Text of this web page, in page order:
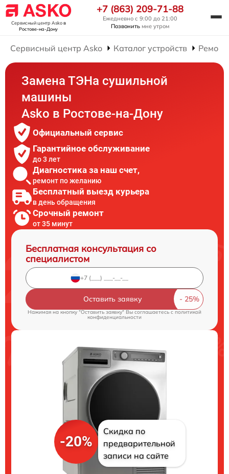
Сервисный центр Askoв
Ростове-на-Дону
+7 (863) 209-71-88
Ежедневно с 9:00 до 21:00
Позвонить мне утром
Сервисный центр Asko Каталог устройств
Замена ТЭНа сушильной
машины
Asko в Ростове-на-Дону
Официальный сервис
Гарантийное обслуживание
до 3 лет
Диагностика за наш счет,
ремонт по желанию
Бесплатный выезд курьера
в день обращения
Срочный ремонт
от 35 минут
Бесплатная консультация со
специалистом
Оставить заявку
Нажимая на кнопку "Оставить заявку" Вы соглашаетесь cполитикой
конфиденциальности
-20%
Скидка по
предварительной
записи на сайте